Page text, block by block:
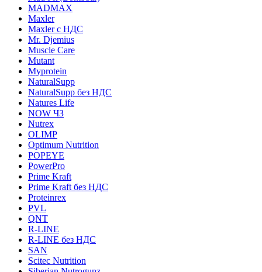
MADMAX
Maxler
Maxler с НДС
Mr. Djemius
Muscle Care
Mutant
Myprotein
NaturalSupp
NaturalSupp без НДС
Natures Life
NOW ЧЗ
Nutrex
OLIMP
Optimum Nutrition
POPEYE
PowerPro
Prime Kraft
Prime Kraft без НДС
Proteinrex
PVL
QNT
R-LINE
R-LINE без НДС
SAN
Scitec Nutrition